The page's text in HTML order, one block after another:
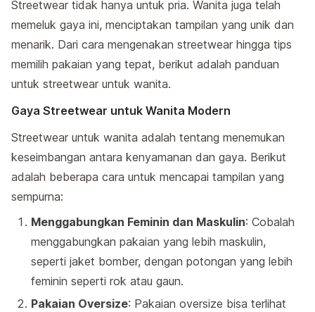
Streetwear tidak hanya untuk pria. Wanita juga telah
memeluk gaya ini, menciptakan tampilan yang unik dan
menarik. Dari cara mengenakan streetwear hingga tips
memilih pakaian yang tepat, berikut adalah panduan
untuk streetwear untuk wanita.
Gaya Streetwear untuk Wanita Modern
Streetwear untuk wanita adalah tentang menemukan
keseimbangan antara kenyamanan dan gaya. Berikut
adalah beberapa cara untuk mencapai tampilan yang
sempurna:
Menggabungkan Feminin dan Maskulin: Cobalah
menggabungkan pakaian yang lebih maskulin,
seperti jaket bomber, dengan potongan yang lebih
feminin seperti rok atau gaun.
Pakaian Oversize: Pakaian oversize bisa terlihat